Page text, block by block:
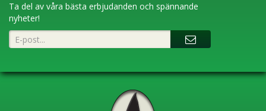
Ta del av våra bästa erbjudanden och spännande
nyheter!